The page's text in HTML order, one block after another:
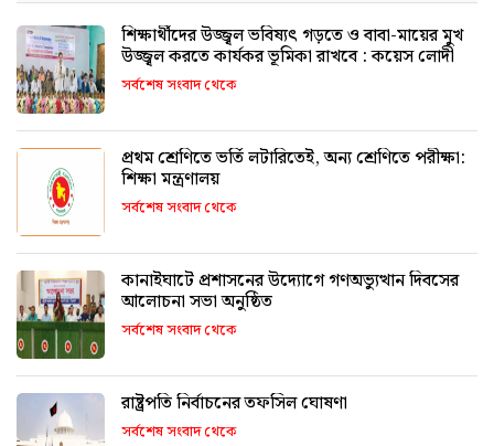
শিক্ষার্থীদের উজ্জ্বল ভবিষ্যৎ গড়তে ও বাবা-মায়ের মুখ
উজ্জ্বল করতে কার্যকর ভূমিকা রাখবে : কয়েস লোদী
সর্বশেষ সংবাদ থেকে
প্রথম শ্রেণিতে ভর্তি লটারিতেই, অন্য শ্রেণিতে পরীক্ষা:
শিক্ষা মন্ত্রণালয়
সর্বশেষ সংবাদ থেকে
কানাইঘাটে প্রশাসনের উদ্যোগে গণঅভ্যুত্থান দিবসের
আলোচনা সভা অনুষ্ঠিত
সর্বশেষ সংবাদ থেকে
রাষ্ট্রপতি নির্বাচনের তফসিল ঘোষণা
সর্বশেষ সংবাদ থেকে